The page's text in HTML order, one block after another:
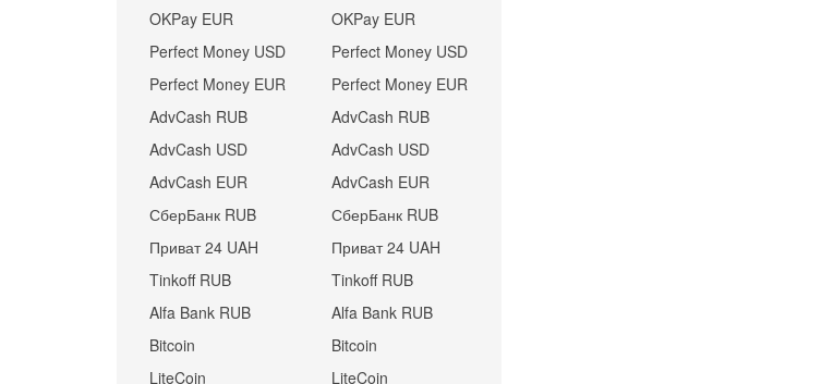
OKPay EUR
Perfect Money USD
Perfect Money EUR
AdvCash RUB
AdvCash USD
AdvCash EUR
СберБанк RUB
Приват 24 UAH
Tinkoff RUB
Alfa Bank RUB
Bitcoin
LiteCoin
OKPay EUR
Perfect Money USD
Perfect Money EUR
AdvCash RUB
AdvCash USD
AdvCash EUR
СберБанк RUB
Приват 24 UAH
Tinkoff RUB
Alfa Bank RUB
Bitcoin
LiteCoin